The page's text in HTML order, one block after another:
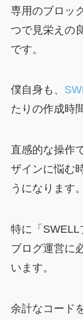
専用のブロッ
つで見栄えの
です。
僕自身も、
たりの作成時
直感的な操作
ザインに悩む
うになります。
特に「SWELL
ブログ運営に
います。
余計なコード